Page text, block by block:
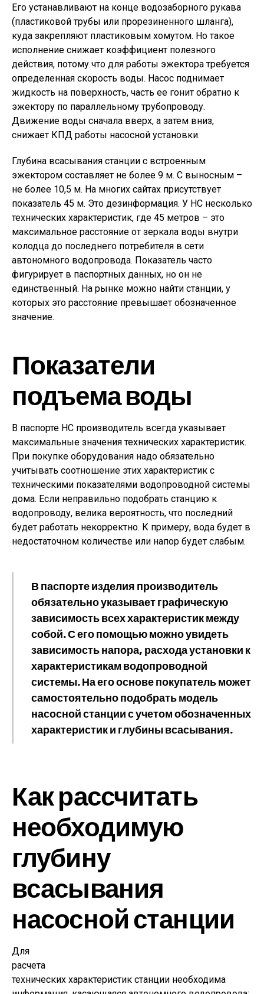
Его устанавливают на конце водозаборного рукава
(пластиковой трубы или прорезиненного шланга),
куда закрепляют пластиковым хомутом. Но такое
исполнение снижает коэффициент полезного
действия, потому что для работы эжектора требуется
определенная скорость воды. Насос поднимает
жидкость на поверхность, часть ее гонит обратно к
эжектору по параллельному трубопроводу.
Движение воды сначала вверх, а затем вниз,
снижает КПД работы насосной установки.
Глубина всасывания станции с встроенным
эжектором составляет не более 9 м. С выносным –
не более 10,5 м. На многих сайтах присутствует
показатель 45 м. Это дезинформация. У НС несколько
технических характеристик, где 45 метров – это
максимальное расстояние от зеркала воды внутри
колодца до последнего потребителя в сети
автономного водопровода. Показатель часто
фигурирует в паспортных данных, но он не
единственный. На рынке можно найти станции, у
которых это расстояние превышает обозначенное
значение.
Показатели
подъема воды
В паспорте НС производитель всегда указывает
максимальные значения технических характеристик.
При покупке оборудования надо обязательно
учитывать соотношение этих характеристик с
техническими показателями водопроводной системы
дома. Если неправильно подобрать станцию к
водопроводу, велика вероятность, что последний
будет работать некорректно. К примеру, вода будет в
недостаточном количестве или напор будет слабым.
В паспорте изделия производитель
обязательно указывает графическую
зависимость всех характеристик между
собой. С его помощью можно увидеть
зависимость напора, расхода установки к
характеристикам водопроводной
системы. На его основе покупатель может
самостоятельно подобрать модель
насосной станции с учетом обозначенных
характеристик и глубины всасывания.
Как рассчитать
необходимую
глубину
всасывания
насосной станции
Для
расчета
технических характеристик станции необходима